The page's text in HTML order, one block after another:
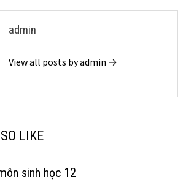
admin
View all posts by admin →
LIKE
sinh học 12